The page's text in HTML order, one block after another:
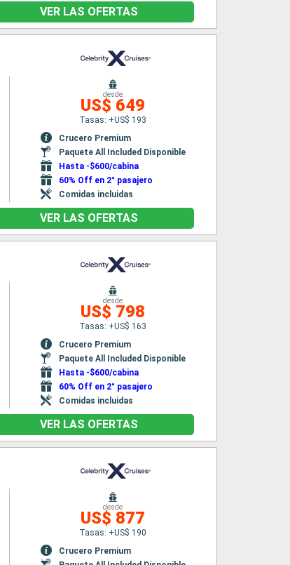
VER LAS OFERTAS
desde
US$ 649
Tasas: +US$ 193
Crucero Premium
Paquete All Included Disponible
Hasta -$600/cabina
60% Off en 2° pasajero
Comidas incluidas
VER LAS OFERTAS
desde
US$ 798
Tasas: +US$ 163
Crucero Premium
Paquete All Included Disponible
Hasta -$600/cabina
60% Off en 2° pasajero
Comidas incluidas
VER LAS OFERTAS
desde
US$ 877
Tasas: +US$ 190
Crucero Premium